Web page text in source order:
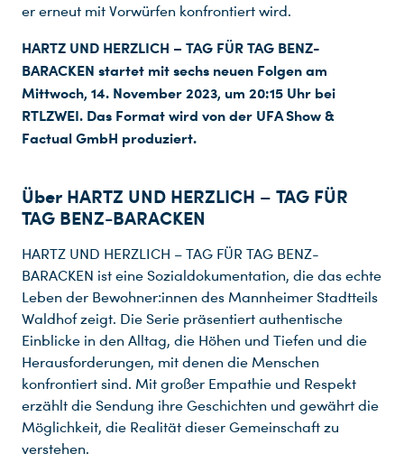
er erneut mit Vorwürfen konfrontiert wird.
HARTZ UND HERZLICH – TAG FÜR TAG BENZ-
BARACKEN startet mit sechs neuen Folgen am
Mittwoch, 14. November 2023, um 20:15 Uhr bei
RTLZWEI. Das Format wird von der UFA Show &
Factual GmbH produziert.
Über HARTZ UND HERZLICH – TAG FÜR
TAG BENZ-BARACKEN
HARTZ UND HERZLICH – TAG FÜR TAG BENZ-
BARACKEN ist eine Sozialdokumentation, die das echte
Leben der Bewohner:innen des Mannheimer Stadtteils
Waldhof zeigt. Die Serie präsentiert authentische
Einblicke in den Alltag, die Höhen und Tiefen und die
Herausforderungen, mit denen die Menschen
konfrontiert sind. Mit großer Empathie und Respekt
erzählt die Sendung ihre Geschichten und gewährt die
Möglichkeit, die Realität dieser Gemeinschaft zu
verstehen.